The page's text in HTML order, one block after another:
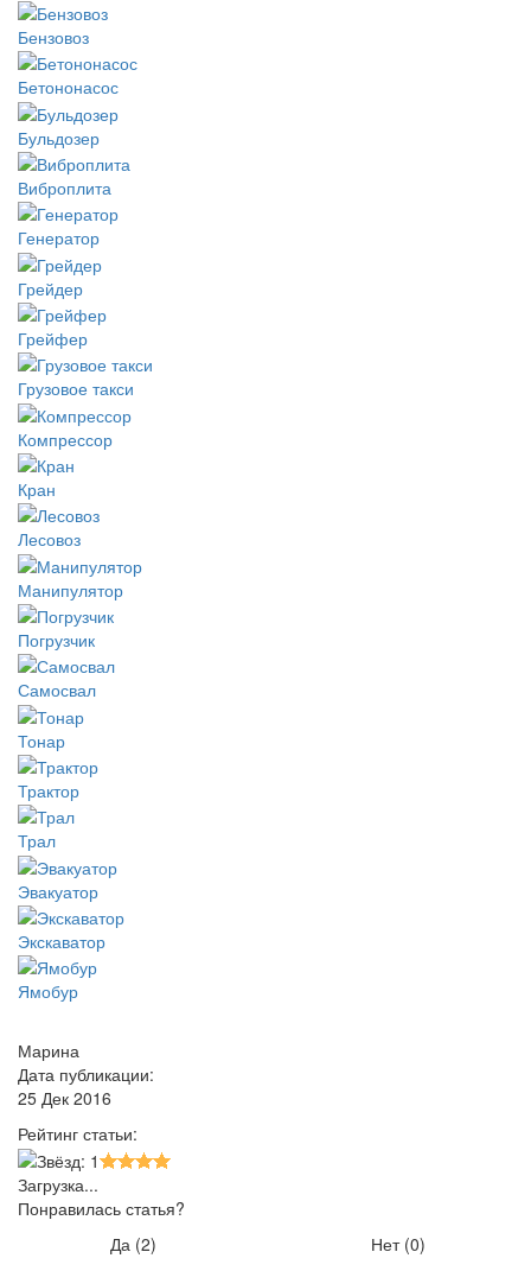
Бензовоз
Бетононасос
Бульдозер
Виброплита
Генератор
Грейдер
Грейфер
Грузовое такси
Компрессор
Кран
Лесовоз
Манипулятор
Погрузчик
Самосвал
Тонар
Трактор
Трал
Эвакуатор
Экскаватор
Ямобур
Марина
Дата публикации:
25 Дек 2016
Рейтинг статьи:
Загрузка...
Понравилась статья?
Да (2) Нет (0)